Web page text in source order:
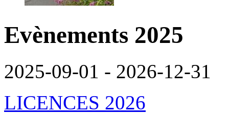
Evènements 2025
2025-09-01 - 2026-12-31
LICENCES 2026